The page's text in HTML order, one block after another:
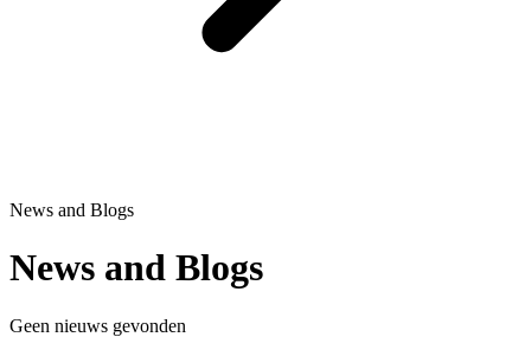
News and Blogs
News and Blogs
Geen nieuws gevonden